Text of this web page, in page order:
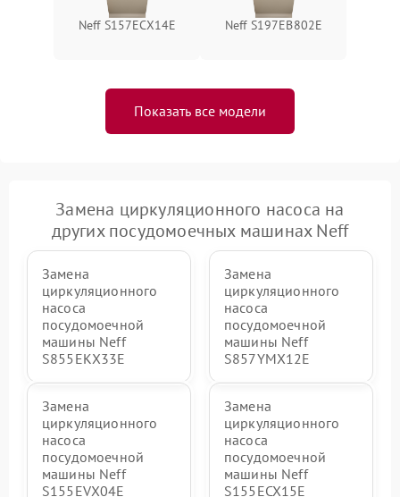
Neff S157ECX14E Neff S197EB802E
Показать все модели
Замена циркуляционного насоса на
других посудомоечных машинах Neff
Замена
циркуляционного
насоса
посудомоечной
машины Neff
S855EKX33E
Замена
циркуляционного
насоса
посудомоечной
машины Neff
S857YMX12E
Замена
циркуляционного
насоса
посудомоечной
машины Neff
S155EVX04E
Замена
циркуляционного
насоса
посудомоечной
машины Neff
S155ECX15E